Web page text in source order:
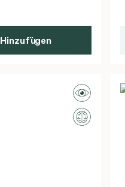
Hinzufügen